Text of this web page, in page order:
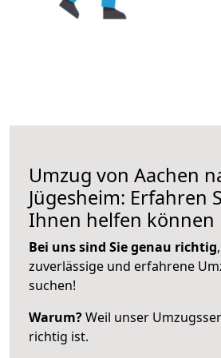
Umzug von Aachen
Jügesheim: Erfahren
Ihnen helfen können
Bei uns sind Sie genau richtig
zuverlässige und erfahrene
suchen!
Warum?Weil unser
richtig ist.